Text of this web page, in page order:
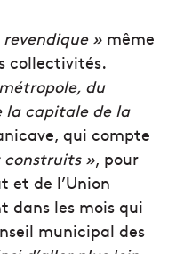
revendique » même
collectivités.
du
la capitale de la
qui compte
construits », pour
et de l’Union
dans les mois qui
municipal des